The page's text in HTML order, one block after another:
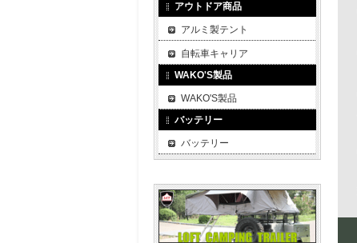
アウトドア商品
アルミ製テント
自転車キャリア
WAKO'S製品
WAKO'S製品
バッテリー
バッテリー